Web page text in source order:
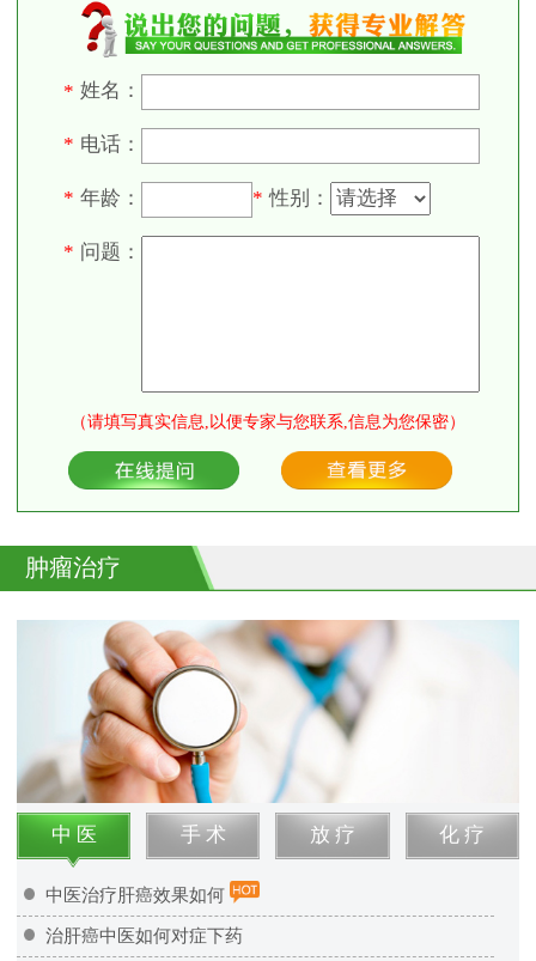
* 姓名：
* 电话：
* 年龄： * 性别：
* 问题：
（请填写真实信息,以便专家与您联系,信息为您保密）
肿瘤治疗
中 医 手 术 放 疗 化 疗
中医治疗肝癌效果如何
治肝癌中医如何对症下药